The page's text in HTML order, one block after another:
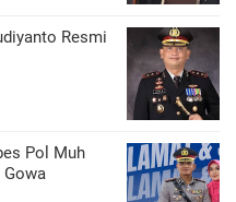
Resmi
Pol Muh